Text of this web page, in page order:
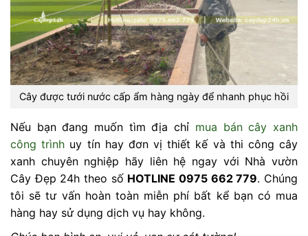
Cây được tưới nước cấp ẩm hàng ngày để nhanh phục hồi
Nếu bạn đang muốn tìm địa chỉ mua bán cây xanh
công trình uy tín hay đơn vị thiết kế và thi công cây
xanh chuyên nghiệp hãy liên hệ ngay với Nhà vườn
Cây Đẹp 24h theo số HOTLINE 0975 662 779. Chúng
tôi sẽ tư vấn hoàn toàn miễn phí bất kể bạn có mua
hàng hay sử dụng dịch vụ hay không.